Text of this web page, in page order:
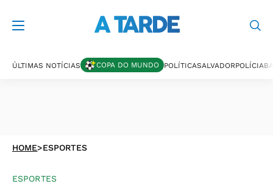
ÚLTIMAS NOTÍCIAS COPA DO MUNDO POLÍTICASALVADORPOLÍCIA
HOME>ESPORTES
ESPORTES